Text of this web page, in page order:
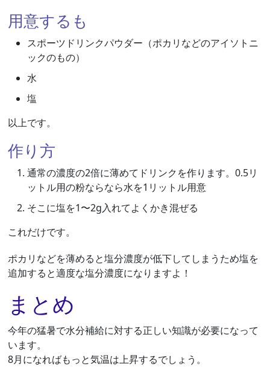
用意するも
スポーツドリンクパウダー（ポカリなどのアイソトニ
ックのもの）
水
塩
以上です。
作り方
通常の濃度の2倍に薄めてドリンクを作ります。0.5リ
ットル用の粉ならなら水を1リットル用意
そこに塩を1〜2g入れてよくかき混ぜる
これだけです。
ポカリなどを薄めると塩分濃度が低下してしまうため塩を
追加すると適度な塩分濃度になりますよ！
まとめ
今年の猛暑で水分補給に対する正しい知識が必要になって
います。
8月になればもっと気温は上昇するでしょう。